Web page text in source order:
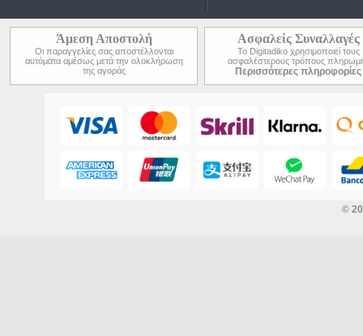
Άμεση Αποστολή
Οι παραγγελίες σας αποστέλλονται
αυτόματα αμέσως μετά την ολοκλήρωση
της αγοράς
Ασφαλείς Συναλλαγές
Το Digitadiko χρησιμοποιεί τους
ασφαλέστερους τρόπους
Περισσότερες πληροφορίες
©